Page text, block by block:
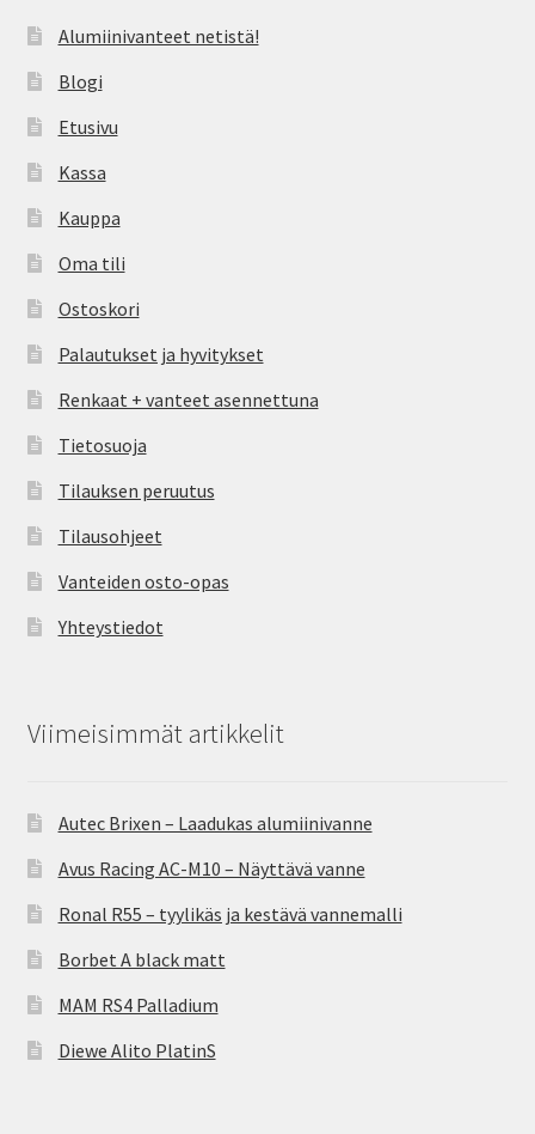
Alumiinivanteet netistä!
Blogi
Etusivu
Kassa
Kauppa
Oma tili
Ostoskori
Palautukset ja hyvitykset
Renkaat + vanteet asennettuna
Tietosuoja
Tilauksen peruutus
Tilausohjeet
Vanteiden osto-opas
Yhteystiedot
Viimeisimmät artikkelit
Autec Brixen – Laadukas alumiinivanne
Avus Racing AC-M10 – Näyttävä vanne
Ronal R55 – tyylikäs ja kestävä vannemalli
Borbet A black matt
MAM RS4 Palladium
Diewe Alito PlatinS